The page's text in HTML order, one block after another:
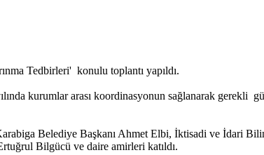
Tedbirleri' konulu toplantı yapıldı.
kurumlar arası koordinasyonun sağlanarak gerekli
Belediye Başkanı Ahmet Elbi, İktisadi ve İdari
Bilgücü ve daire amirleri katıldı.